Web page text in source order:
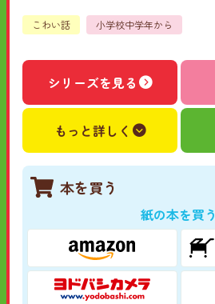
こわい話 小学校中学年から
シリーズを見る
もっと詳しく
本を買う
紙の本を買う